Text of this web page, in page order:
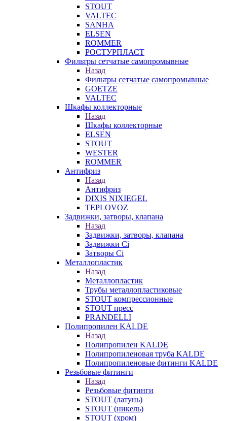
STOUT
VALTEC
SANHA
ELSEN
ROMMER
РОСТУРПЛАСТ
Фильтры сетчатые самопромывные
Назад
Фильтры сетчатые самопромывные
GOETZE
VALTEC
Шкафы коллекторные
Назад
Шкафы коллекторные
ELSEN
STOUT
WESTER
ROMMER
Антифриз
Назад
Антифриз
DIXIS NIXIEGEL
TEPLOVOZ
Задвижки, затворы, клапана
Назад
Задвижки, затворы, клапана
Задвижки Ci
Затворы Ci
Металлопластик
Назад
Металлопластик
Трубы металлопластиковые
STOUT компрессионные
STOUT пресс
PRANDELLI
Полипропилен KALDE
Назад
Полипропилен KALDE
Полипропиленовая труба KALDE
Полипропиленовые фитинги KALDE
Резьбовые фитинги
Назад
Резьбовые фитинги
STOUT (латунь)
STOUT (никель)
STOUT (хром)